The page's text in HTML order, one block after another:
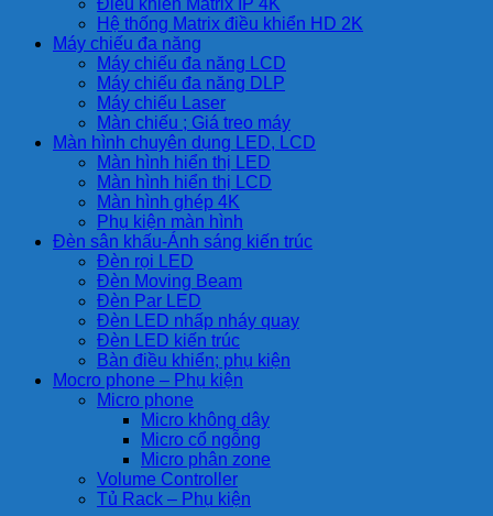
Điều khiển Matrix IP 4K
Hệ thống Matrix điều khiển HD 2K
Máy chiếu đa năng
Máy chiếu đa năng LCD
Máy chiếu đa năng DLP
Máy chiếu Laser
Màn chiếu ; Giá treo máy
Màn hình chuyên dụng LED, LCD
Màn hình hiển thị LED
Màn hình hiển thị LCD
Màn hình ghép 4K
Phụ kiện màn hình
Đèn sân khấu-Ánh sáng kiến trúc
Đèn rọi LED
Đèn Moving Beam
Đèn Par LED
Đèn LED nhấp nháy quay
Đèn LED kiến trúc
Bàn điều khiển; phụ kiện
Mocro phone – Phụ kiện
Micro phone
Micro không dây
Micro cổ ngỗng
Micro phân zone
Volume Controller
Tủ Rack – Phụ kiện